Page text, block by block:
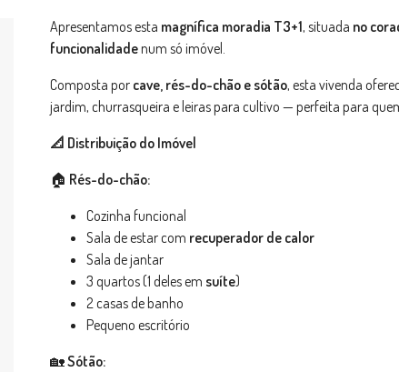
Apresentamos esta magnífica moradia T3+1, situada no
funcionalidadenum só imóvel.
Composta por cave, rés-do-chão e sótão, esta vivenda
jardim, churrasqueira e leiras para cultivo — perfeita para
📐 Distribuição do Imóvel
🏠 Rés-do-chão:
Cozinha funcional
Sala de estar com recuperador de calor
Sala de jantar
3 quartos (1 deles em suíte)
2 casas de banho
Pequeno escritório
🏡Sótão: